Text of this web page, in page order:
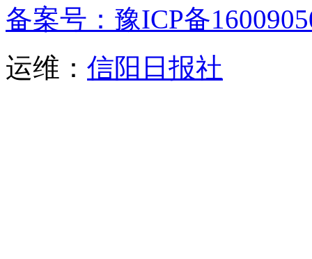
备案号：豫ICP备
运维： 信阳日报社